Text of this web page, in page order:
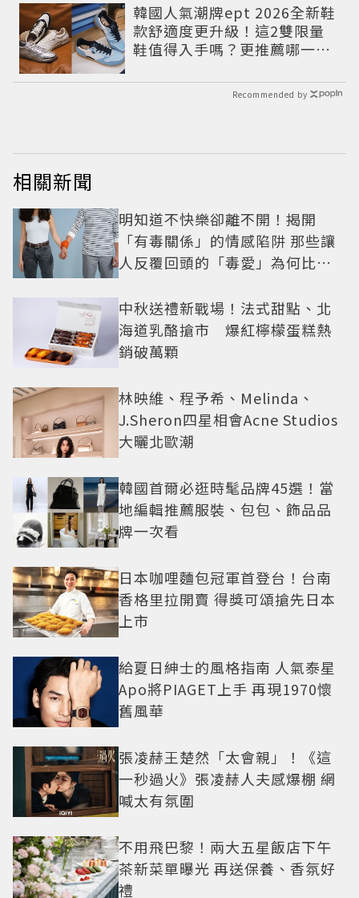
韓國人氣潮牌ept 2026全新鞋
款舒適度更升級！這2雙限量
鞋值得入手嗎？更推薦哪一
Recommended by
相關新聞
明知道不快樂卻離不開！揭開
「有毒關係」的情感陷阱 那些讓
人反覆回頭的「毒愛」為何比菸
中秋送禮新戰場！法式甜點、北
海道乳酪搶市 爆紅檸檬蛋糕熱
銷破萬顆
林映維、程予希、Melinda、
J.Sheron四星相會Acne Studios
大曬北歐潮
韓國首爾必逛時髦品牌45選！當
地編輯推薦服裝、包包、飾品品
牌一次看
日本咖哩麵包冠軍首登台！台南
香格里拉開賣 得獎可頌搶先日本
上市
給夏日紳士的風格指南 人氣泰星
Apo將PIAGET上手 再現1970懷
舊風華
張凌赫王楚然「太會親」！《這
一秒過火》張凌赫人夫感爆棚 網
喊太有氛圍
不用飛巴黎！兩大五星飯店下午
茶新菜單曝光 再送保養、香氛好
禮